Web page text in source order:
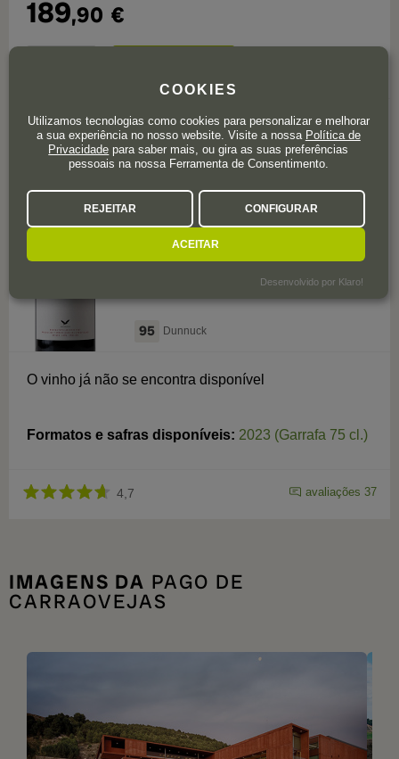
189,90 €
5,0 avaliação 1
Pago de Carraovejas 2023
Magnum
Garrafa de 150 cl.
95 Dunnuck
O vinho já não se encontra disponível
Formatos e safras disponíveis: 2023 (Garrafa 75 cl.)
4,7 avaliações 37
IMAGENS DA PAGO DE
CARRAOVEJAS
COOKIES
Utilizamos tecnologias como cookies para personalizar e melhorar
a sua experiência no nosso website. Visite a nossa Política de
Privacidade para saber mais, ou gira as suas preferências
pessoais na nossa Ferramenta de Consentimento.
REJEITAR CONFIGURAR
ACEITAR
Desenvolvido por Klaro!